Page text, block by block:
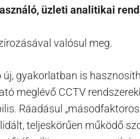
üzleti analitikai
valósul meg.
gyakorlatban is
meglévő CCTV
Ráadásul
teljeskörűen működő